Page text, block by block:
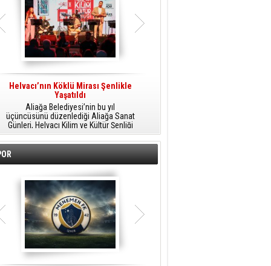
Helvacı’nın Köklü Mirası Şenlikle
Yaşatıldı
Aliağa Belediyesi’nin bu yıl
üçüncüsünü düzenlediği Aliağa Sanat
Günleri, Helvacı Kilim ve Kültür Şenliği
ile Helvacı’da renkli bir güne sahne
oldu.
birbirinden renkli etkinliklerle devam